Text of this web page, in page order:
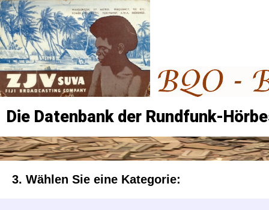
Die Datenbank der Rundfunk-
3. Wählen Sie eine Kategorie: